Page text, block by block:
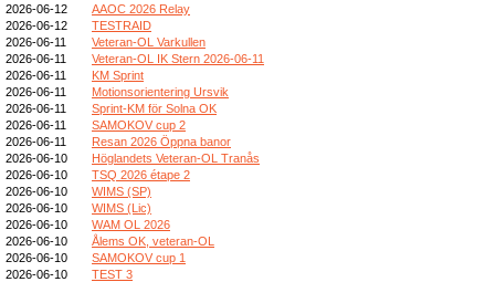
2026-06-12
AAOC 2026 Relay
2026-06-12
TESTRAID
2026-06-11
Veteran-OL Varkullen
2026-06-11
Veteran-OL IK Stern 2026-06-11
2026-06-11
KM Sprint
2026-06-11
Motionsorientering Ursvik
2026-06-11
Sprint-KM för Solna OK
2026-06-11
SAMOKOV cup 2
2026-06-11
Resan 2026 Öppna banor
2026-06-10
Höglandets Veteran-OL Tranås
2026-06-10
TSQ 2026 étape 2
2026-06-10
WIMS (SP)
2026-06-10
WIMS (Lic)
2026-06-10
WAM OL 2026
2026-06-10
Ålems OK, veteran-OL
2026-06-10
SAMOKOV cup 1
2026-06-10
TEST 3